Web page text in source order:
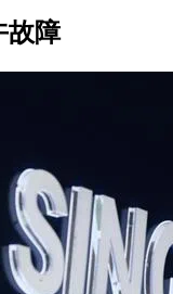
故障